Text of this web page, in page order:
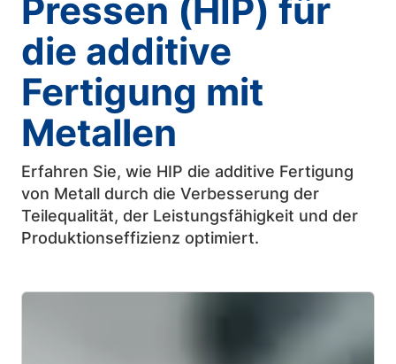
Pressen (HIP) für
die additive
Fertigung mit
Metallen
Erfahren Sie, wie HIP die additive Fertigung
von Metall durch die Verbesserung der
Teilequalität, der Leistungsfähigkeit und der
Produktionseffizienz optimiert.